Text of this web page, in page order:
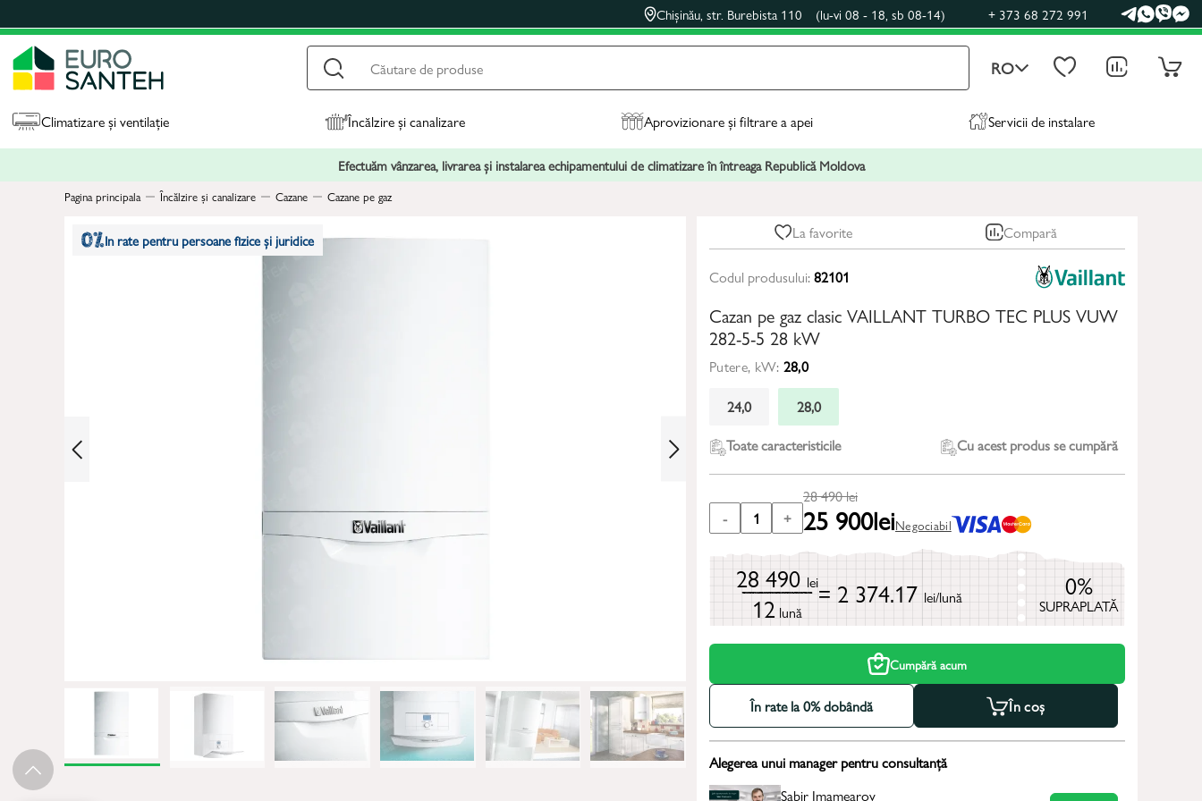
Chișinău, str. Burebista 110 (lu-vi 08 - 18, sb 08-14) + 373 68 272 991
RO
Climatizare și ventilație Încălzire și canalizare Aprovizionare și filtrare a apei Servicii de instalare
Efectuăm vânzarea, livrarea și instalarea echipamentului de climatizare în întreaga Republică Moldova
Pagina principala Încălzire și canalizare Cazane Cazane pe gaz
In rate pentru persoane fizice și juridice La favorite Compară
Codul produsului:82101
Cazan pe gaz clasic VAILLANT TURBO TEC PLUS VUW
282-5-5 28 kW
Putere, kW: 28,0
24,0
28,0
Toate caracteristicile
Cu acest produs se cumpără
- 1 +
28 490lei
25 900leiNegociabil
28 490 lei
12 lună
= 2 374.17 lei/lună 0%
SUPRAPLATĂ
Cumpără acum
În rate la 0% dobândă În coș
Alegerea unui manager pentru consultanță
Sabir Imamearov